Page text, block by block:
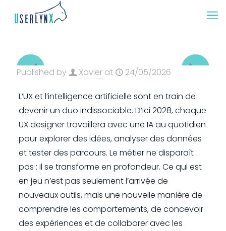
Published by Xavier at 24/05/2026
L’UX et l’intelligence artificielle sont en train de
devenir un duo indissociable. D’ici 2028, chaque
UX designer travaillera avec une IA au quotidien
pour explorer des idées, analyser des données
et tester des parcours. Le métier ne disparaît
pas : il se transforme en profondeur. Ce qui est
en jeu n’est pas seulement l’arrivée de
nouveaux outils, mais une nouvelle manière de
comprendre les comportements, de concevoir
des expériences et de collaborer avec les